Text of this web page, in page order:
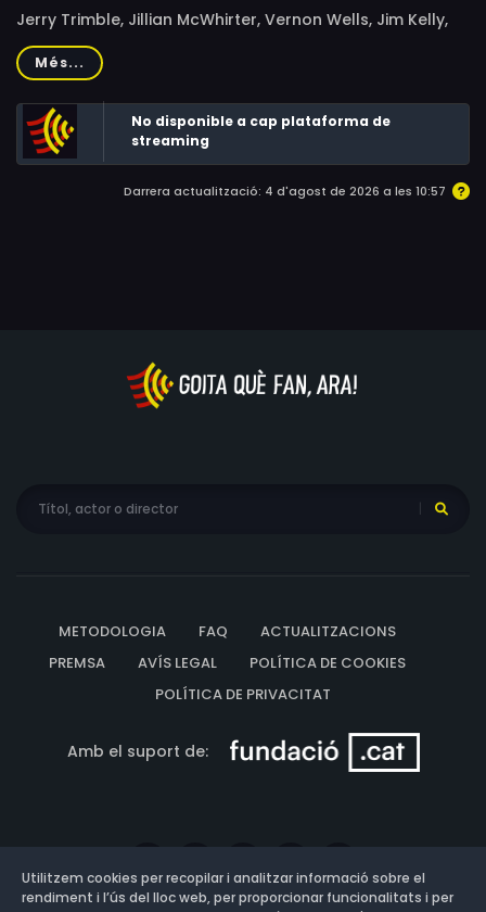
Jerry Trimble, Jillian McWhirter, Vernon Wells, Jim Kelly,
Bob McFarland, Joseph Zucchero
Més...
No disponible a cap plataforma de
streaming
Darrera actualització: 4 d'agost de 2026 a les 10:57
METODOLOGIA FAQ
ACTUALITZACIONS
PREMSA
AVÍS LEGAL
POLÍTICA DE COOKIES
POLÍTICA DE PRIVACITAT
Amb el suport de:
Utilitzem cookies per recopilar i analitzar informació sobre el
rendiment i l’ús del lloc web, per proporcionar funcionalitats i per